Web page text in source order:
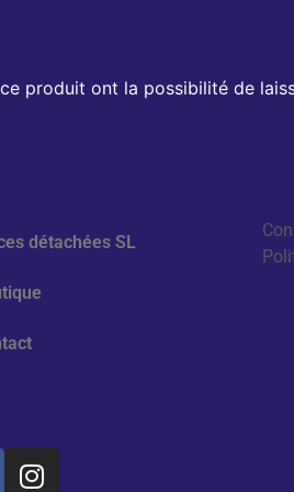
produit ont la possibilité de
détachées SL